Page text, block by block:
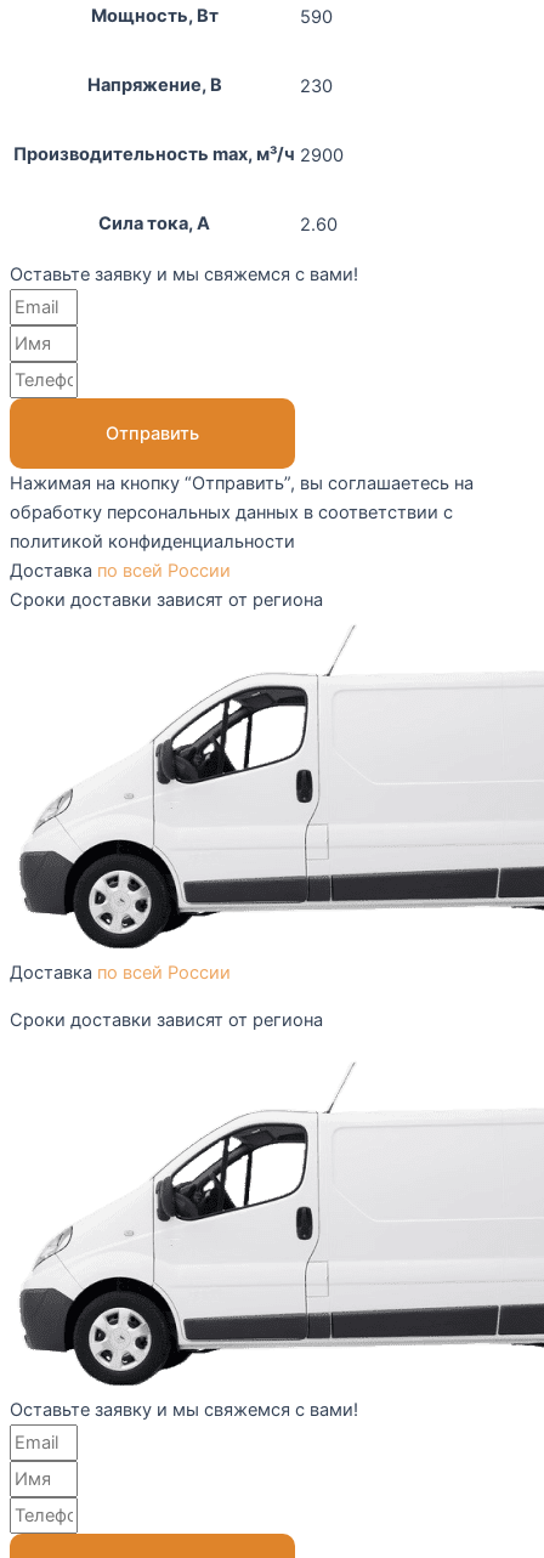
Мощность, Вт 590
Напряжение, В 230
Производительность max, м³/ч 2900
Сила тока, А 2.60
Оставьте заявку и мы свяжемся с вами!
Отправить
Нажимая на кнопку “Отправить”, вы соглашаетесь на
обработку персональных данных в соответствии с
политикой конфиденциальности
Доставка по всей России
Сроки доставки зависят от региона
Доставка по всей России
Сроки доставки зависят от региона
Оставьте заявку и мы свяжемся с вами!